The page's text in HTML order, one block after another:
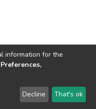
2002-2026 LYRASIS
Feedback
information for the
Decline That's ok